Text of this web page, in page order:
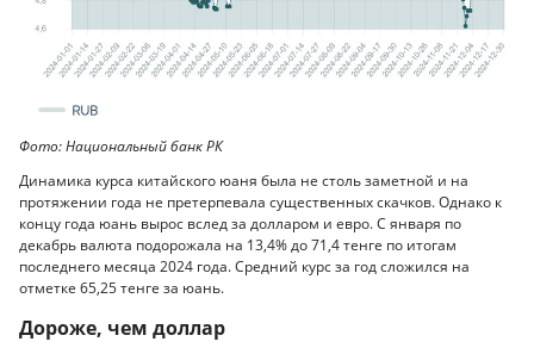
Фото: Национальный банк РК
Динамика курса китайского юаня была не столь заметной и на
протяжении года не претерпевала существенных скачков. Однако к
концу года юань вырос вслед за долларом и евро. С января по
декабрь валюта подорожала на 13,4% до 71,4 тенге по итогам
последнего месяца 2024 года. Средний курс за год сложился на
отметке 65,25 тенге за юань.
Дороже, чем доллар